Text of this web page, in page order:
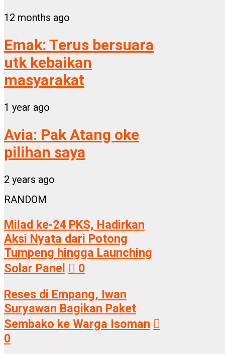
12 months ago
Emak: Terus bersuara
utk kebaikan
masyarakat
1 year ago
Avia: Pak Atang oke
pilihan saya
2 years ago
RANDOM
Milad ke-24 PKS, Hadirkan
Aksi Nyata dari Potong
Tumpeng hingga Launching
Solar Panel
0
Reses di Empang, Iwan
Suryawan Bagikan Paket
Sembako ke Warga Isoman
0